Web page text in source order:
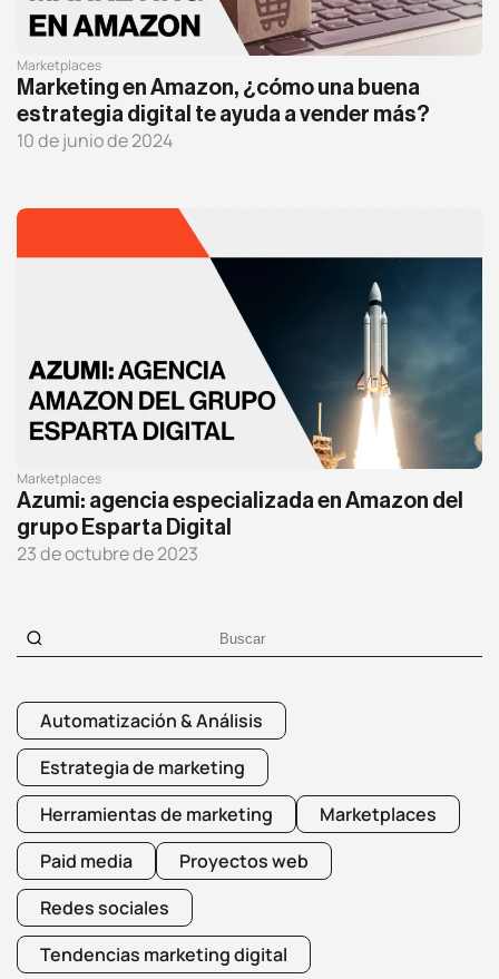
Social ADS
Programática
Social media
Marketing automation
Branding
Análisis UX/UI
Desarrollo web
Analítica web
Marketplaces
Automatización & Análisis
Estrategia de marketing
Herramientas de marketing
Marketplaces
Paid media
Proyectos web
Redes sociales
Tendencias marketing digital
Marketplaces
Marketing en Amazon, ¿cómo una buena
estrategia digital te ayuda a vender más?
10 de junio de 2024
Marketplaces
Azumi: agencia especializada en Amazon del
grupo Esparta Digital
23 de octubre de 2023